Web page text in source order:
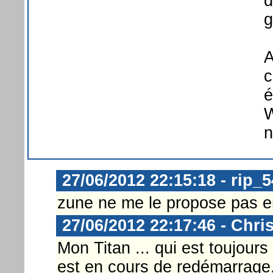
27/06/2012 22:15:18 -
zune ne me le propose pas
27/06/2012 22:17:46 -
Mon Titan ... qui est
est en cours de